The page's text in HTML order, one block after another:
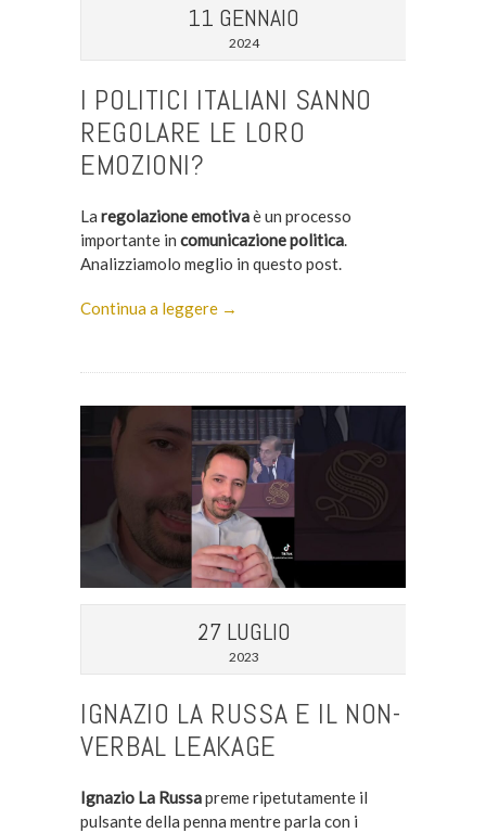
11 GENNAIO
2024
I POLITICI ITALIANI SANNO
REGOLARE LE LORO
EMOZIONI?
La regolazione emotivaè un processo
importante in comunicazione politica.
Analizziamolo meglio in questo post.
Continua a leggere →
27 LUGLIO
2023
IGNAZIO LA RUSSA E IL NON-
VERBAL LEAKAGE
Ignazio La Russapreme ripetutamente il
pulsante della penna mentre parla con i